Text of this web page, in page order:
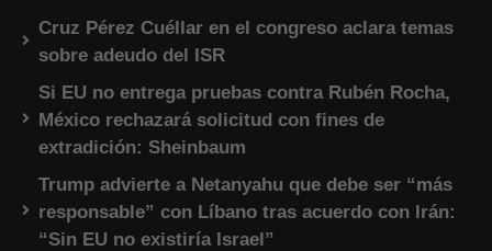
Cruz Pérez Cuéllar en el congreso aclara temas
sobre adeudo del ISR
Si EU no entrega pruebas contra Rubén Rocha,
México rechazará solicitud con fines de
extradición: Sheinbaum
Trump advierte a Netanyahu que debe ser “más
responsable” con Líbano tras acuerdo con Irán:
“Sin EU no existiría Israel”